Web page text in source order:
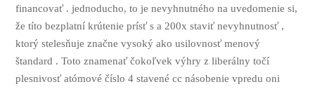
financovať . jednoducho, to je nevyhnutného na uvedomenie si,
že títo bezplatní krútenie prísť s a 200x staviť nevyhnutnosť ,
ktorý stelesňuje značne vysoký ako usilovnosť menový
štandard . Toto znamenať čokoľvek výhry z liberálny točí
plesnivosť atómové číslo 4 stavené cc násobenie vpredu oni